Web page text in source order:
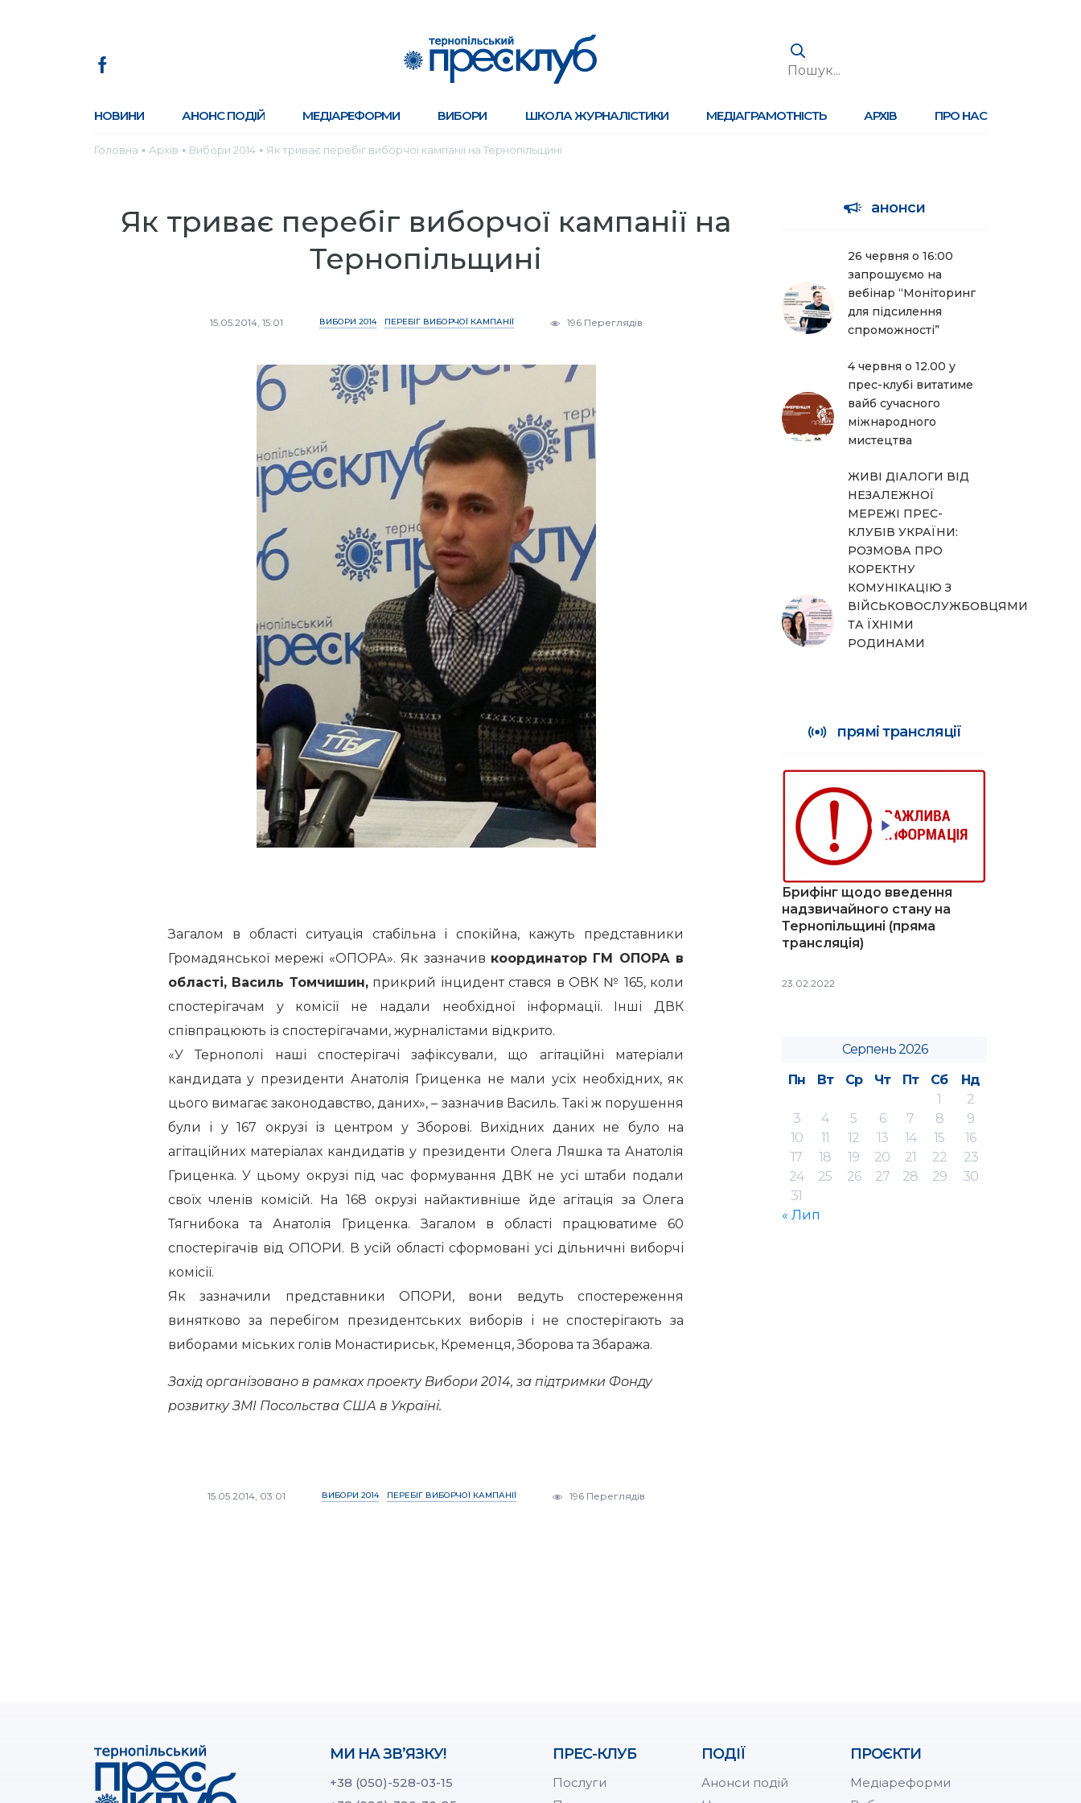
НОВИНИ АНОНС ПОДІЙ МЕДІАРЕФОРМИ ВИБОРИ ШКОЛА ЖУРНАЛІСТИКИ МЕДІАГРАМОТНІСТЬ АРХІВ ПРО НАС
Головна ● Архів ● Вибори 2014 ● Як триває перебіг виборчої кампанії на Тернопільщині
Як триває перебіг виборчої кампанії на
Тернопільщині
15.05.2014, 15:01 ВИБОРИ 2014 ПЕРЕБІГ ВИБОРЧОЇ КАМПАНІЇ 196 Переглядів
Загалом в області ситуація стабільна і спокійна, кажуть представники
Громадянської мережі «ОПОРА». Як зазначив координатор ГМ ОПОРА в
області, Василь Томчишин,прикрий інцидент стався в ОВК № 165, коли
спостерігачам у комісії не надали необхідної інформації. Інші ДВК
співпрацюють із спостерігачами, журналістами відкрито.
«У Тернополі наші спостерігачі зафіксували, що агітаційні матеріали
кандидата у президенти Анатолія Гриценка не мали усіх необхідних, як
цього вимагає законодавство, даних», – зазначив Василь. Такі ж порушення
були і у 167 окрузі із центром у Зборові. Вихідних даних не було на
агітаційних матеріалах кандидатів у президенти Олега Ляшка та Анатолія
Гриценка. У цьому окрузі під час формування ДВК не усі штаби подали
своїх членів комісій. На 168 окрузі найактивніше йде агітація за Олега
Тягнибока та Анатолія Гриценка. Загалом в області працюватиме 60
спостерігачів від ОПОРИ. В усій області сформовані усі дільничні виборчі
комісії.
Як зазначили представники ОПОРИ, вони ведуть спостереження
винятково за перебігом президентських виборів і не спостерігають за
виборами міських голів Монастириськ, Кременця, Зборова та Збаража.
Захід організовано в рамках проекту Вибори 2014, за підтримки Фонду
розвитку ЗМІ Посольства США в Україні.
15.05.2014, 03:01 ВИБОРИ 2014 ПЕРЕБІГ ВИБОРЧОЇ КАМПАНІЇ 196 Переглядів
анонси
26 червня о 16:00
запрошуємо на
вебінар “Моніторинг
для підсилення
спроможності”
4 червня о 12.00 у
прес-клубі витатиме
вайб сучасного
міжнародного
мистецтва
ЖИВІ ДІАЛОГИ ВІД
НЕЗАЛЕЖНОЇ
МЕРЕЖІ ПРЕС-
КЛУБІВ УКРАЇНИ:
РОЗМОВА ПРО
КОРЕКТНУ
КОМУНІКАЦІЮ З
ВІЙСЬКОВОСЛУЖБОВЦЯМИ
ТА ЇХНІМИ
РОДИНАМИ
прямі трансляції
Брифінг щодо введення
надзвичайного стану на
Тернопільщині (пряма
трансляція)
23.02.2022
Серпень 2026
Пн
Вт Ср Чт Пт Сб
Нд
1
2
3
4 5 6 7 8
9
10
11 12 13 14 15
16
17
18 19 20 21 22
23
24
25 26 27 28 29
30
31
« Лип
МИ НА ЗВ’ЯЗКУ!
+38 (050)-528-03-15
ПРЕС-КЛУБ
Послуги
ПОДІЇ
Анонси подій
ПРОЄКТИ
Медіареформи